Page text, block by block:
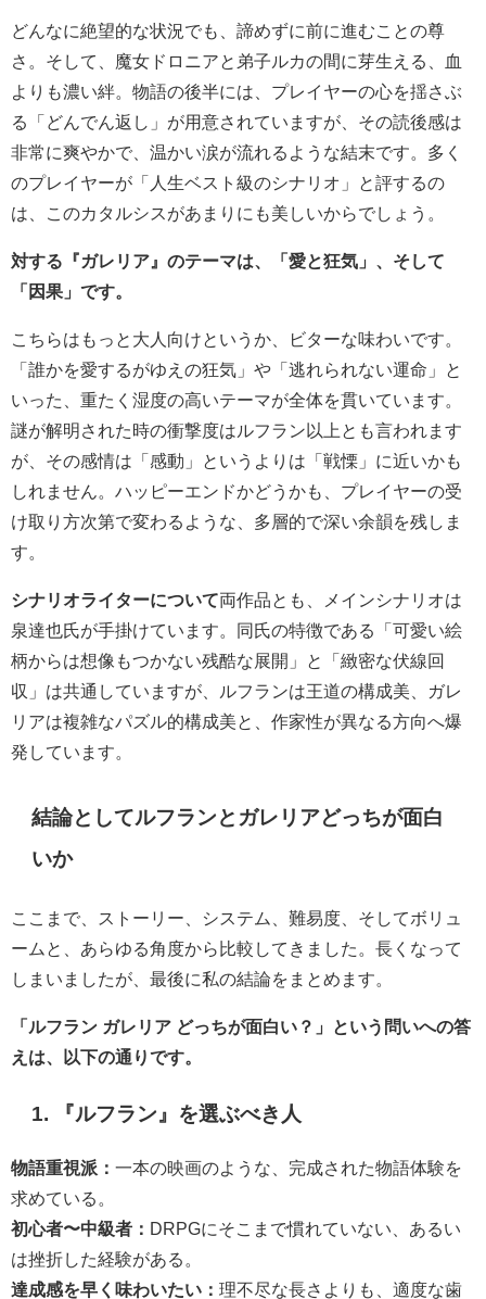
どんなに絶望的な状況でも、諦めずに前に進むことの尊
さ。そして、魔女ドロニアと弟子ルカの間に芽生える、血
よりも濃い絆。物語の後半には、プレイヤーの心を揺さぶ
る「どんでん返し」が用意されていますが、その読後感は
非常に爽やかで、温かい涙が流れるような結末です。多く
のプレイヤーが「人生ベスト級のシナリオ」と評するの
は、このカタルシスがあまりにも美しいからでしょう。
対する『ガレリア』のテーマは、「愛と狂気」、そして
「因果」です。
こちらはもっと大人向けというか、ビターな味わいです。
「誰かを愛するがゆえの狂気」や「逃れられない運命」と
いった、重たく湿度の高いテーマが全体を貫いています。
謎が解明された時の衝撃度はルフラン以上とも言われます
が、その感情は「感動」というよりは「戦慄」に近いかも
しれません。ハッピーエンドかどうかも、プレイヤーの受
け取り方次第で変わるような、多層的で深い余韻を残しま
す。
シナリオライターについて両作品とも、メインシナリオは
泉達也氏が手掛けています。同氏の特徴である「可愛い絵
柄からは想像もつかない残酷な展開」と「緻密な伏線回
収」は共通していますが、ルフランは王道の構成美、ガレ
リアは複雑なパズル的構成美と、作家性が異なる方向へ爆
発しています。
結論としてルフランとガレリアどっちが面白
いか
ここまで、ストーリー、システム、難易度、そしてボリュ
ームと、あらゆる角度から比較してきました。長くなって
しまいましたが、最後に私の結論をまとめます。
「ルフラン ガレリア どっちが面白い？」という問いへの答
えは、以下の通りです。
1. 『ルフラン』を選ぶべき人
物語重視派： 一本の映画のような、完成された物語体験を
求めている。
初心者〜中級者： DRPGにそこまで慣れていない、あるい
は挫折した経験がある。
達成感を早く味わいたい： 理不尽な長さよりも、適度な歯